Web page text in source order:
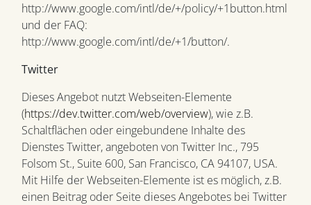
http://www.google.com/intl/de/+/policy/+1button.html
und der FAQ:
http://www.google.com/intl/de/+1/button/.
Twitter
Dieses Angebot nutzt Webseiten-Elemente
(https://dev.twitter.com/web/overview), wie z.B.
Schaltflächen oder eingebundene Inhalte des
Dienstes Twitter, angeboten von Twitter Inc., 795
Folsom St., Suite 600, San Francisco, CA 94107, USA.
Mit Hilfe der Webseiten-Elemente ist es möglich, z.B.
einen Beitrag oder Seite dieses Angebotes bei Twitter